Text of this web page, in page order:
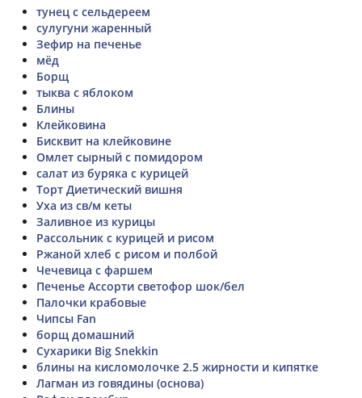
тунец с сельдереем
сулугуни жаренный
Зефир на печенье
мёд
Борщ
тыква с яблоком
Блины
Клейковина
Бисквит на клейковине
Омлет сырный с помидором
салат из буряка с курицей
Торт Диетический вишня
Уха из св/м кеты
Заливное из курицы
Рассольник с курицей и рисом
Ржаной хлеб с рисом и полбой
Чечевица с фаршем
Печенье Ассорти светофор шок/бел
Палочки крабовые
Чипсы Fan
борщ домашний
Сухарики Big Snekkin
блины на кисломолочке 2.5 жирности и кипятке
Лагман из говядины (основа)